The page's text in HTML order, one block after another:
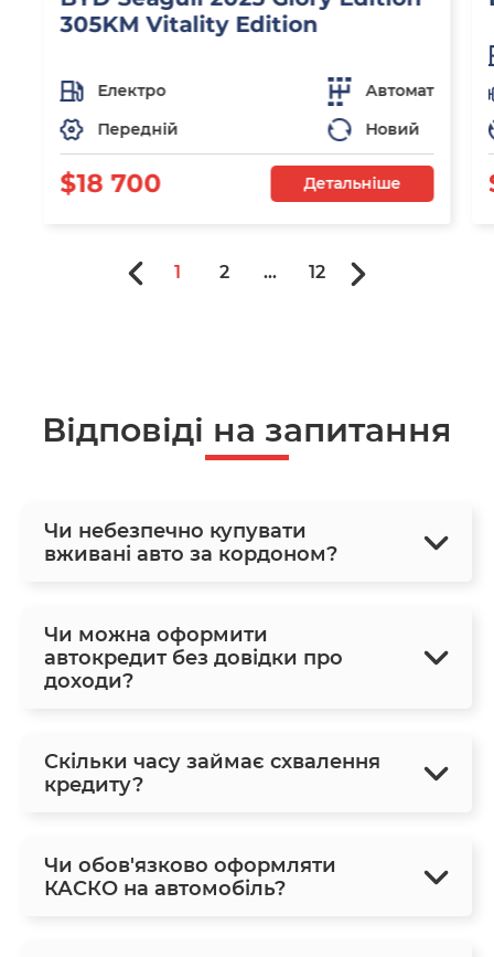
305KM Vitality Edition
Електро
Автомат
Передній
Новий
$18 700 Детальніше
1 2 ... 12
Відповіді на запитання
Чи небезпечно купувати
вживані авто за кордоном?
Чи можна оформити
автокредит без довідки про
доходи?
Скільки часу займає схвалення
кредиту?
Чи обов'язково оформляти
КАСКО на автомобіль?